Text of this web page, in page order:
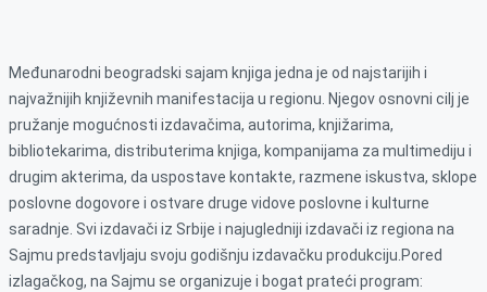
Međunarodni beogradski sajam knjiga jedna je od najstarijih i
najvažnijih književnih manifestacija u regionu. Njegov osnovni cilj je
pružanje mogućnosti izdavačima, autorima, knjižarima,
bibliotekarima, distributerima knjiga, kompanijama za multimediju i
drugim akterima, da uspostave kontakte, razmene iskustva, sklope
poslovne dogovore i ostvare druge vidove poslovne i kulturne
saradnje. Svi izdavači iz Srbije i najugledniji izdavači iz regiona na
Sajmu predstavljaju svoju godišnju izdavačku produkciju.Pored
izlagačkog, na Sajmu se organizuje i bogat prateći program: